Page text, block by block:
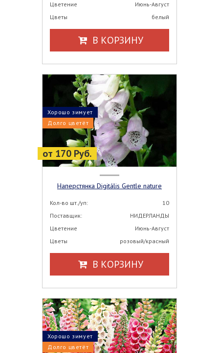
Цветение
Июнь-Август
Цветы
белый
В КОРЗИНУ
от 170 Руб.
Долго цветёт
Хорошо зимует
Наперстянка Digitális Gentle nature
Кол-во шт./уп:
10
Поставщик:
НИДЕРЛАНДЫ
Цветение
Июнь-Август
Цветы
розовый/красный
В КОРЗИНУ
Долго цветёт
Хорошо зимует